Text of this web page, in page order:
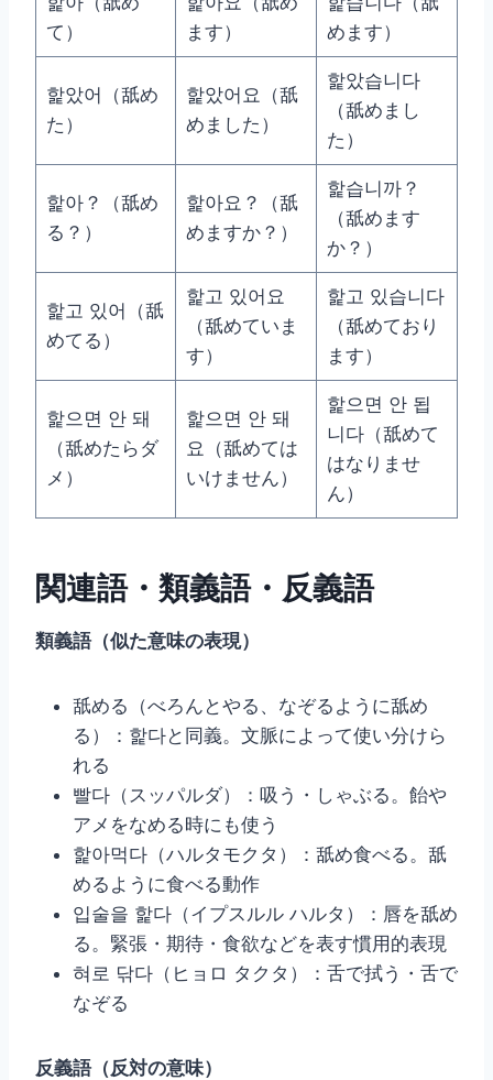
て）
ます）
めます）
핥았어（舐め
た）
핥았어요（舐
めました）
핥았습니다
（舐めまし
た）
핥아？（舐め
る？）
핥아요？（舐
めますか？）
핥습니까？
（舐めます
か？）
핥고 있어（舐
めてる）
핥고 있어요
（舐めていま
す）
핥고 있습니다
（舐めており
ます）
핥으면 안 돼
（舐めたらダ
メ）
핥으면 안 돼
요（舐めては
いけません）
핥으면 안 됩
니다（舐めて
はなりませ
ん）
関連語・類義語・反義語
類義語（似た意味の表現）
舐める（べろんとやる、なぞるように舐め
る）：핥다と同義。文脈によって使い分けら
れる
빨다（スッパルダ）：吸う・しゃぶる。飴や
アメをなめる時にも使う
핥아먹다（ハルタモクタ）：舐め食べる。舐
めるように食べる動作
입술을 핥다（イプスルル ハルタ）：唇を舐め
る。緊張・期待・食欲などを表す慣用的表現
혀로 닦다（ヒョロ タクタ）：舌で拭う・舌で
なぞる
反義語（反対の意味）